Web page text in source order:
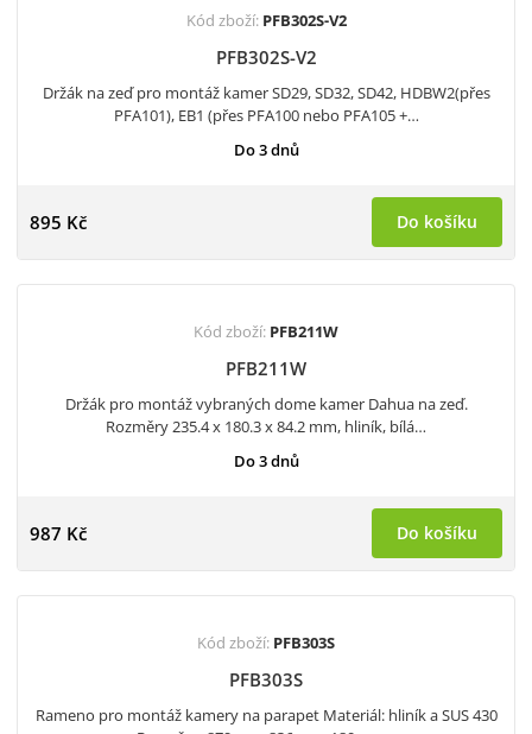
Kód zboží: PFB302S-V2
PFB302S-V2
Držák na zeď pro montáž kamer SD29, SD32, SD42, HDBW2(přes
PFA101), EB1 (přes PFA100 nebo PFA105 +…
Do 3 dnů
895 Kč Do košíku
Kód zboží: PFB211W
PFB211W
Držák pro montáž vybraných dome kamer Dahua na zeď.
Rozměry 235.4 x 180.3 x 84.2 mm, hliník, bílá…
Do 3 dnů
987 Kč Do košíku
Kód zboží: PFB303S
PFB303S
Rameno pro montáž kamery na parapet Materiál: hliník a SUS 430